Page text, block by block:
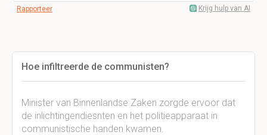
Rapporteer Krijg hulp van AI
Hoe infiltreerde de communisten?
Minister van Binnenlandse Zaken zorgde ervoor dat
de inlichtingendiesnten en het politieapparaat in
communistische handen kwamen.